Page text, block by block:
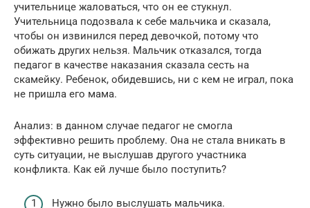
учительнице жаловаться, что он ее стукнул.
Учительница подозвала к себе мальчика и сказала,
чтобы он извинился перед девочкой, потому что
обижать других нельзя. Мальчик отказался, тогда
педагог в качестве наказания сказала сесть на
скамейку. Ребенок, обидевшись, ни с кем не играл, пока
не пришла его мама.
Анализ: в данном случае педагог не смогла
эффективно решить проблему. Она не стала вникать в
суть ситуации, не выслушав другого участника
конфликта. Как ей лучше было поступить?
Нужно было выслушать мальчика.